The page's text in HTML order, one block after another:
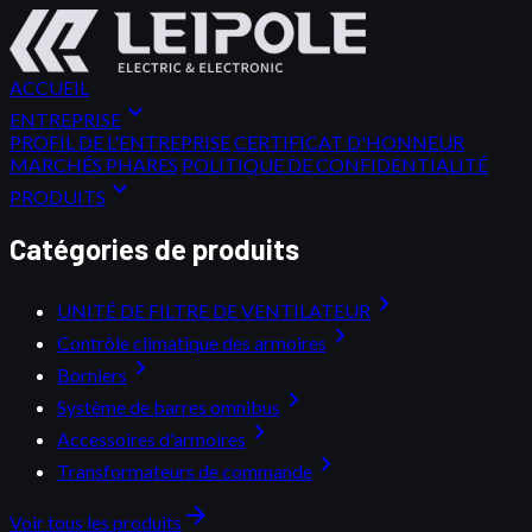
ACCUEIL
ENTREPRISE expand_more
PROFIL DE L'ENTREPRISECERTIFICAT D'HONNEUR
MARCHÉS PHARES POLITIQUE DE CONFIDENTIALITÉ
PRODUITS expand_more
Catégories de produits
UNITÉ DE FILTRE DE VENTILATEUR chevron_right
Contrôle climatique des armoires chevron_right
Borniers chevron_right
Système de barres omnibus chevron_right
Accessoires d'armoires chevron_right
Transformateurs de commande chevron_right
Voir tous les produits arrow_forward